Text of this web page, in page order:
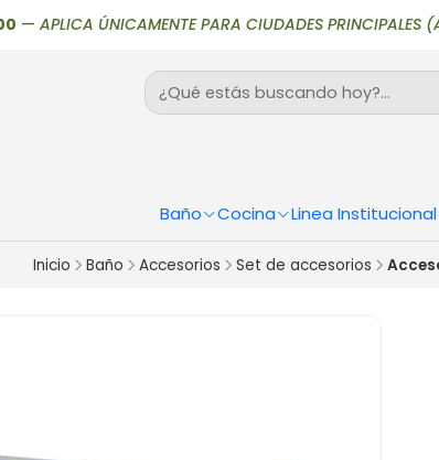
Baño Cocina Linea Institucional
APLICA ÚNICAMENTE PARA CIUDADES
Inicio Baño Accesorios Set de accesorios